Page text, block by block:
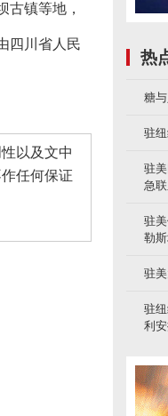
古镇等地，
四川省人民
以及文中
任何保证
热
糖
驻
驻
急
驻
勒
驻
驻
利